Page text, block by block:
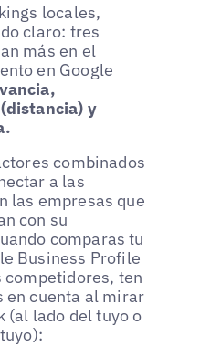
locales,
claro: tres
más en el
en Google
y
combinados
a las
las empresas que
con su
comparas tu
Business Profile
competidores, ten
en cuenta al mirar
(al lado del tuyo o